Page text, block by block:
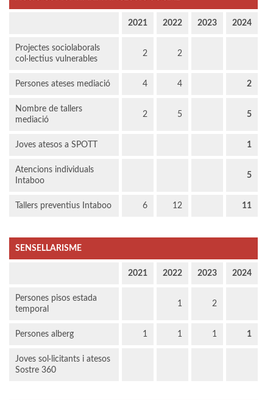
2021 2022 2023 2024
Projectes sociolaborals
col·lectius vulnerables
2 2
Persones ateses mediació 4 4 2
Nombre de tallers
mediació
2 5 5
Joves atesos a SPOTT 1
Atencions individuals
Intaboo
5
Tallers preventius Intaboo 6 12 11
SENSELLARISME
2021 2022 2023 2024
Persones pisos estada
temporal
1 2
Persones alberg 1 1 1 1
Joves sol·licitants i atesos
Sostre 360